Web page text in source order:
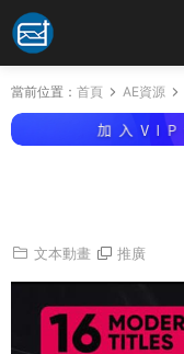
當前位置： 首頁 AE資源
文本動畫 推廣